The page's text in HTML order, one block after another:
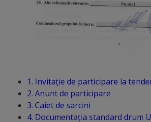
Servicii
Plăți
1. Invitație de participare la
2. Anunt de participare
3. Caiet de sarcini
4. Documentația standard drum